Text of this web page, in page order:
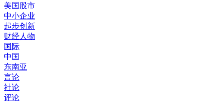
美国股市
中小企业
起步创新
财经人物
国际
中国
东南亚
言论
社论
评论